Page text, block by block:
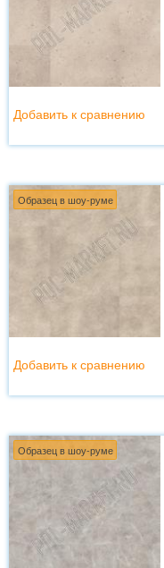
Добавить к сравнению
Образец в шоу-руме
Добавить к сравнению
Образец в шоу-руме